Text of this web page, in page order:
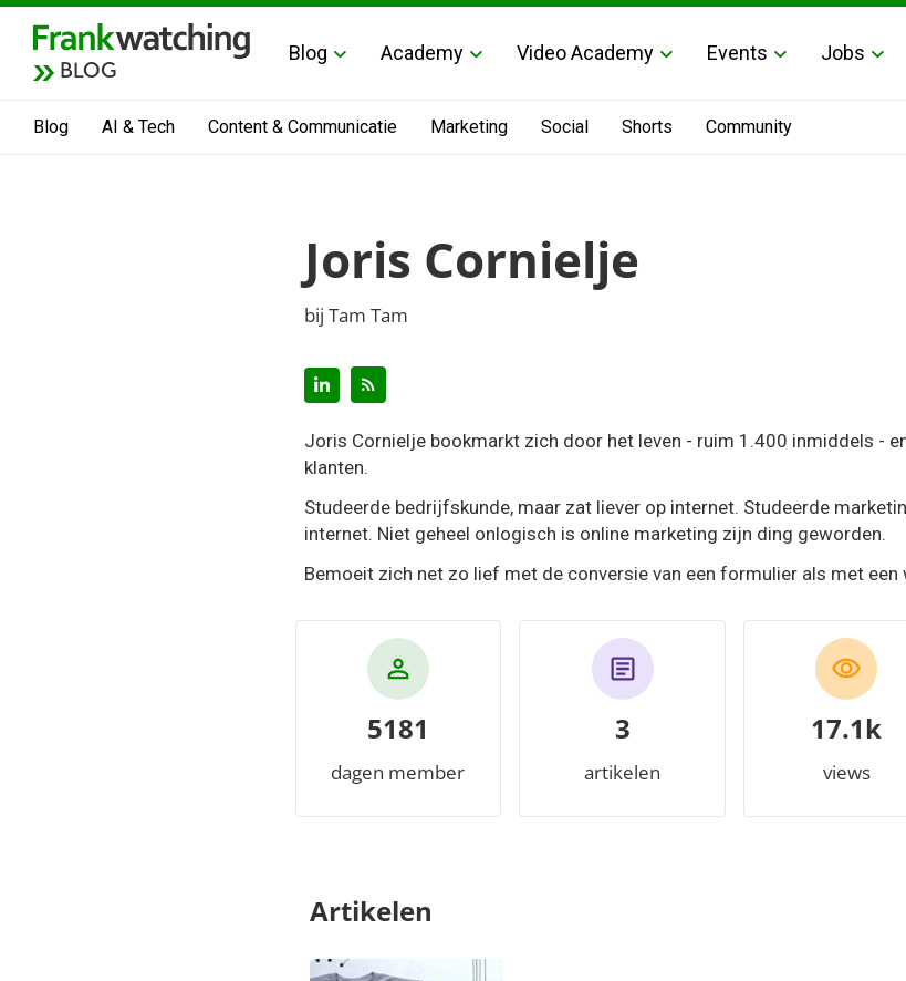
BLOG
Blog Academy Video Academy Events Jobs
Blog AI & Tech Content & Communicatie Marketing Social Shorts Community
Joris Cornielje
bij Tam Tam
Joris Cornielje bookmarkt zich door het leven - ruim 1.400 inmiddels -
klanten.
Studeerde bedrijfskunde, maar zat liever op internet. Studeerde
internet. Niet geheel onlogisch is online marketing zijn ding geworden.
Bemoeit zich net zo lief met de conversie van een formulier als met
5181
dagen member
3
artikelen
19.0k
views
Artikelen